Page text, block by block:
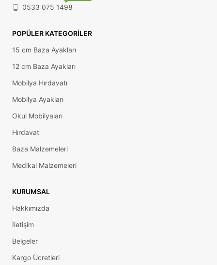
0533 075 1498
POPÜLER KATEGORILER
15 cm Baza Ayakları
12 cm Baza Ayakları
Mobilya Hırdavatı
Mobilya Ayakları
Okul Mobilyaları
Hırdavat
Baza Malzemeleri
Medikal Malzemeleri
KURUMSAL
Hakkımızda
İletişim
Belgeler
Kargo Ücretleri